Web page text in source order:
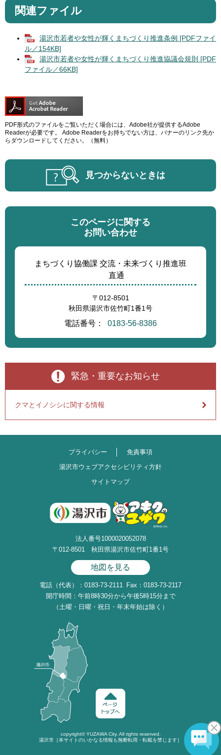
関連ファイル
湯沢市若者や女性が輝くまちづくり推進条例 [PDFファイ
ル／154KB]
湯沢市若者や女性が輝くまちづくり推進協議会規則 [PDF
ファイル／66KB]
PDF形式のファイルをご覧いただく場合には、Adobe社が提供するAdobe
Readerが必要です。
Adobe Readerをお持ちでない方は、バナーのリンク先か
らダウンロードしてください。（無料）
見つからないときは
このページに関する
お問い合わせ
まちづくり協働課 交流・未来づくり推進班
直通
〒012-8501
秋田県湯沢市佐竹町1番1号
電話番号： 0183-56-8386
緊急・重要なお知らせ
クマとイノシシに関する情報
プライバシー
免責事項
湯沢市ウェブアクセシビリティ方針
サイトマップ
法人番号1000020052078
〒012-8501 秋田県湯沢市佐竹町1番1号
地図を見る
電話（代表）：0183-73-2111 Fax：0183-73-2117
開庁時間：午前8時30分から午後5時15分まで
（土曜・日曜・祝日・年末年始は除く）
copyright©YUZAWACity. All rights reserved.
湯沢市［本サイトのいかなる情報も無断転用・転載を禁じます］